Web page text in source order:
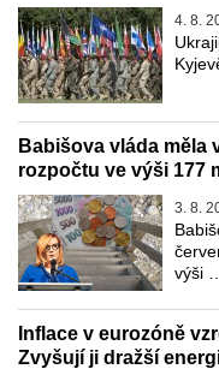
4. 8.
Babišova vláda měla
rozpočtu ve výši 177
3. 8.
výši …
Inflace v eurozóně
Zvyšují ji dražší